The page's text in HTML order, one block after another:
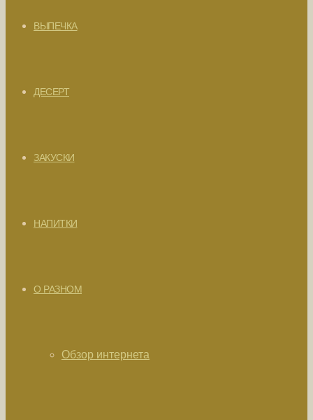
ВЫПЕЧКА
ДЕСЕРТ
ЗАКУСКИ
НАПИТКИ
О РАЗНОМ
Обзор интернета